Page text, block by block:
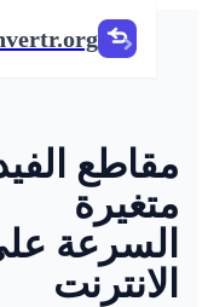
Convertr.org
الفيديو
على